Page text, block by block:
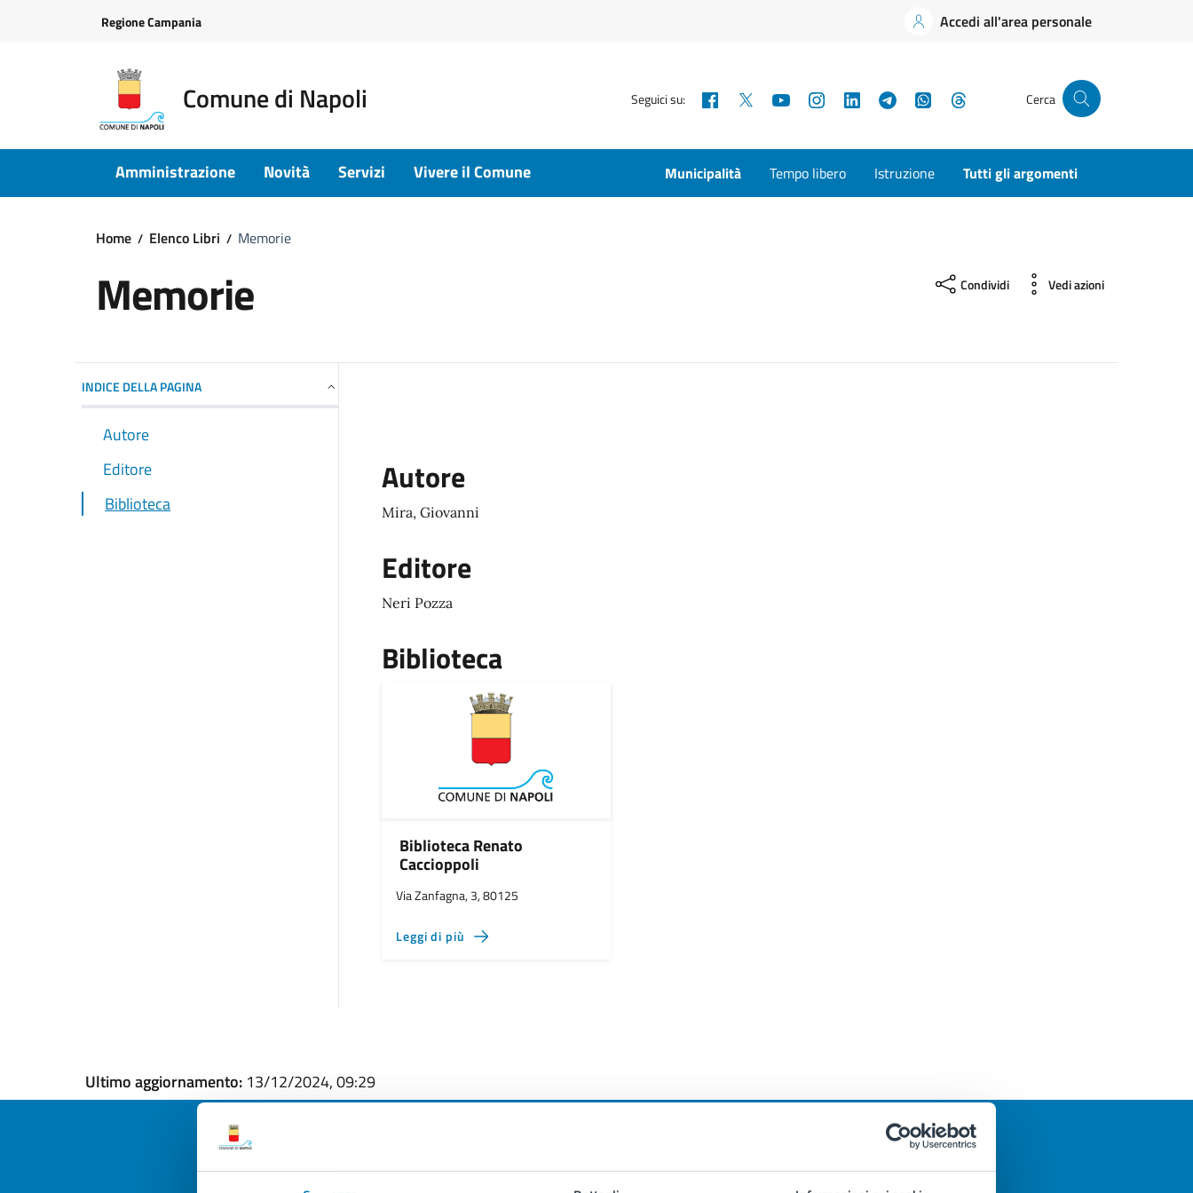
Regione Campania Accedi all'area personale
Comune di Napoli Seguici su: Facebook YouTubeInstagramLinkedInTelegramWhatsApp Cerca
Amministrazione Novità Servizi Vivere il Comune Municipalità Tempo libero Istruzione Tutti gli argomenti
Home Elenco Libri Memorie
Memorie Condividi Vedi azioni
INDICE DELLA PAGINA
Autore
Editore
Biblioteca
Autore
Mira, Giovanni
Editore
Neri Pozza
Biblioteca
Biblioteca Renato
Caccioppoli
Via Zanfagna, 3, 80125
Leggi di più
Ultimo aggiornamento: 13/12/2024, 09:29